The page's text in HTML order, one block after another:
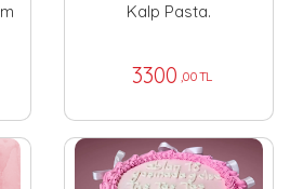
Kalp Pasta.
3300 ,00 TL